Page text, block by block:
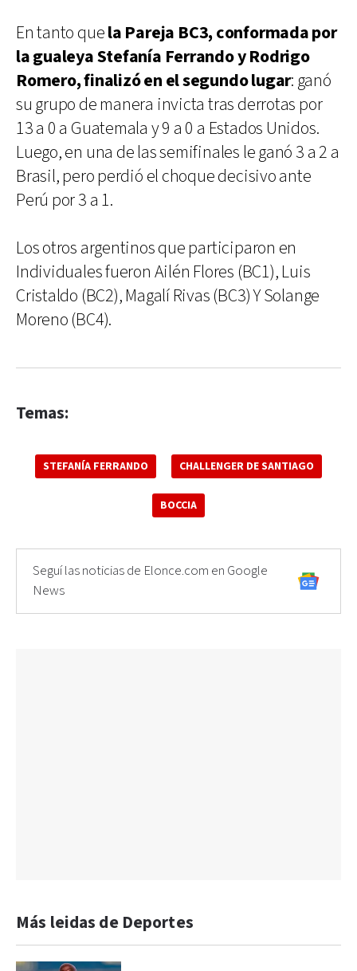
En tanto quela Pareja BC3, conformada por
la gualeya Stefanía Ferrando y Rodrigo
Romero, finalizó en el segundo lugar: ganó
su grupo de manera invicta tras derrotas por
13 a 0 a Guatemala y 9 a 0 a Estados Unidos.
Luego, en una de las semifinales le ganó 3 a 2 a
Brasil, pero perdió el choque decisivo ante
Perú por 3 a 1.
Los otros argentinos que participaron en
Individuales fueron Ailén Flores (BC1), Luis
Cristaldo (BC2), Magalí Rivas (BC3) Y Solange
Moreno (BC4).
Temas:
STEFANÍA FERRANDO CHALLENGER DE SANTIAGO
BOCCIA
Seguí las noticias de Elonce.com en Google
News
Más leidas de Deportes